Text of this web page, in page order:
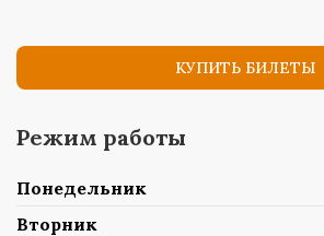
КУПИТЬ БИЛЕТЫ
Режим работы
Понедельник
Вторник